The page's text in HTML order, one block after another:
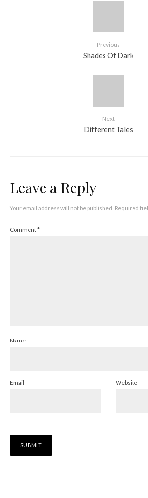
Previous
Shades Of Dark
Next
Different Tales
Leave a Reply
Your email address will not be published. Required
Comment*
Name
Email Website